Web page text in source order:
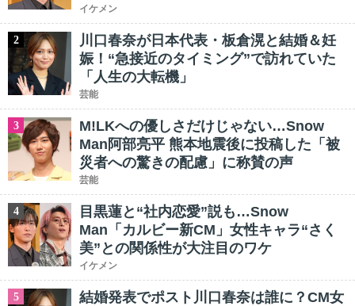
イケメン
2
川口春奈が日本代表・板倉滉と結婚＆妊
娠！“急接近のタイミング”で訪れていた
「人生の大転機」
芸能
3
M!LKへの優しさだけじゃない…Snow
Man阿部亮平 熊本地震後に投稿した「被
災者への驚きの配慮」に称賛の声
芸能
4
目黒蓮と“社内恋愛”説も…Snow
Man「カルビー新CM」女性キャラ“さく
美”との関係性が大注目のワケ
イケメン
5 結婚発表でポスト川口春奈は誰に？CM女